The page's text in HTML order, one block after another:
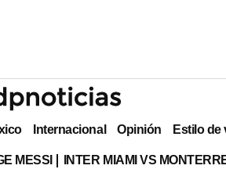
Internacional Opinión Estilo de
MESSI INTER MIAMI VS